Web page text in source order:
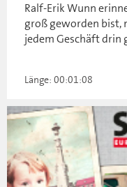
Ralf-Erik Wunn
groß geworden bist,
jedem Geschäft drin
Länge: 00:01:08